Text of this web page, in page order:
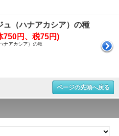
ュ（ハナアカシア）の種
750円、税75円)
ナアカシア）の種
ページの先頭へ戻る